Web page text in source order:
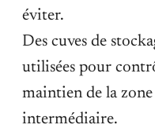
éviter.
Des cuves de
utilisées pour
maintien de la
intermédiaire.